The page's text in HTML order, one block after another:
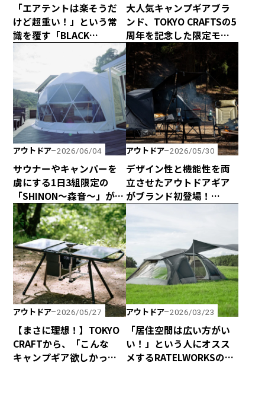
「エアテントは楽そうだ
けど超重い！」という常
識を覆す「BLACK
SHELTER AIR」が新登
大人気キャンプギアブラ
ンド、TOKYO CRAFTSの5
周年を記念した限定モデ
ル「テンビ シェルター TC
5th Anniversary ブラッ
ク」は売れきれ必須の激
レアアイテム！
アウトドア 2026/06/04
サウナーやキャンパーを
虜にする1日3組限定の
「SHINON〜森音〜」が千
葉県館山市にオープン！
アウトドア 2026/05/30
デザイン性と機能性を両
立させたアウトドアギア
がブランド初登場！
「AS2OV」のコットテン
トがあればキャンプサイ
トが快適でスタイリッ
シュに！
アウトドア 2026/05/27
【まさに理想！】TOKYO
CRAFTから、「こんな
キャンプギア欲しかっ
アウトドア 2026/03/23
「居住空間は広い方がい
い！」という人にオスス
メするRATELWORKSの新